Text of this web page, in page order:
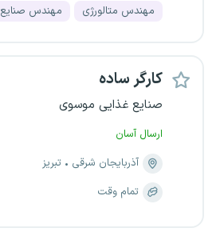
مهندس متالورژی مهندس صنایع
کارگر ساده
صنایع غذایی موسوی
ارسال آسان
آذربایجان شرقی
تبریز
تمام وقت